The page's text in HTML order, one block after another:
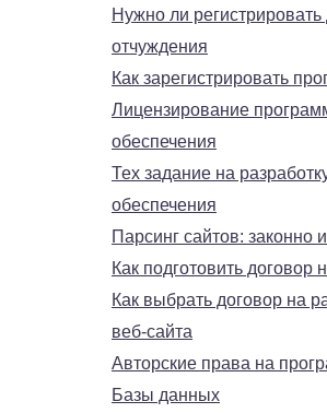
Нужно ли регистрировать
отчуждения
Как зарегистрировать
Лицензирование
обеспечения
Тех задание на
обеспечения
Парсинг сайтов: законно
Как подготовить договор
Как выбрать договор на
веб-сайта
Авторские права на
Базы данных